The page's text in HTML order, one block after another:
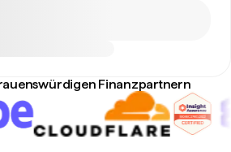
Finanzpartnern